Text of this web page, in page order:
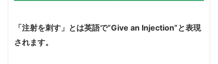
「注射を刺す」とは英語で”Give an Injection”と表現
されます。